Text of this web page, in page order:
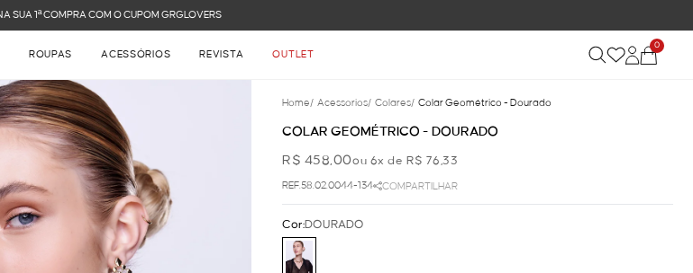
FRETE GRÁTIS NAS COMPRAS ACIMA DE R$ 899
ROUPAS ACESSÓRIOS REVISTA OUTLET
0
Home/ Acessorios/ Colares/ Colar Geométrico - Dourado
COLAR GEOMÉTRICO - DOURADO
R$ 458,00ou 6x de R$ 76,33
REF.58.02.0044-134 COMPARTILHAR
Cor:DOURADO